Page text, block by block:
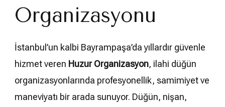
Organizasyonu
İstanbul’un kalbi Bayrampaşa’da yıllardır güvenle
hizmet veren Huzur Organizasyon, ilahi düğün
organizasyonlarında profesyonellik, samimiyet ve
maneviyatı bir arada sunuyor. Düğün, nişan,